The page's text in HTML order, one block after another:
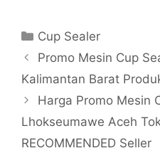
Kategori
Cup Sealer
Promo Mesin Cup
Kalimantan Barat
Harga Promo Mesin
Lhokseumawe Aceh
RECOMMENDED Seller